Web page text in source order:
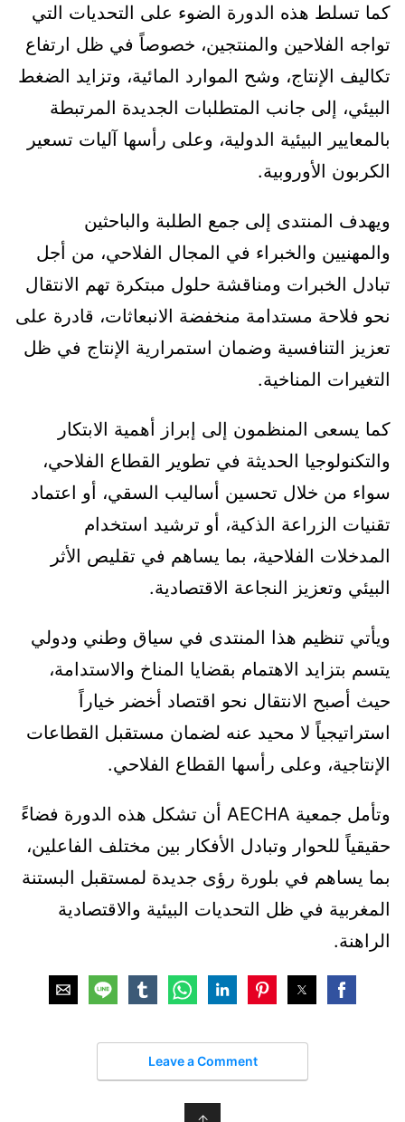
كما تسلط هذه الدورة الضوء على التحديات التي
تواجه الفلاحين والمنتجين، خصوصاً في ظل ارتفاع
تكاليف الإنتاج، وشح الموارد المائية، وتزايد الضغط
البيئي، إلى جانب المتطلبات الجديدة المرتبطة
بالمعايير البيئية الدولية، وعلى رأسها آليات تسعير
الكربون الأوروبية.
ويهدف المنتدى إلى جمع الطلبة والباحثين
والمهنيين والخبراء في المجال الفلاحي، من أجل
تبادل الخبرات ومناقشة حلول مبتكرة تهم الانتقال
نحو فلاحة مستدامة منخفضة الانبعاثات، قادرة على
تعزيز التنافسية وضمان استمرارية الإنتاج في ظل
التغيرات المناخية.
كما يسعى المنظمون إلى إبراز أهمية الابتكار
والتكنولوجيا الحديثة في تطوير القطاع الفلاحي،
سواء من خلال تحسين أساليب السقي، أو اعتماد
تقنيات الزراعة الذكية، أو ترشيد استخدام
المدخلات الفلاحية، بما يساهم في تقليص الأثر
البيئي وتعزيز النجاعة الاقتصادية.
ويأتي تنظيم هذا المنتدى في سياق وطني ودولي
يتسم بتزايد الاهتمام بقضايا المناخ والاستدامة،
حيث أصبح الانتقال نحو اقتصاد أخضر خياراً
استراتيجياً لا محيد عنه لضمان مستقبل القطاعات
الإنتاجية، وعلى رأسها القطاع الفلاحي.
وتأمل جمعية AECHA أن تشكل هذه الدورة فضاءً
حقيقياً للحوار وتبادل الأفكار بين مختلف الفاعلين،
بما يساهم في بلورة رؤى جديدة لمستقبل البستنة
المغربية في ظل التحديات البيئية والاقتصادية
الراهنة.
Leave a Comment